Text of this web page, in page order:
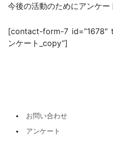
今後の活動のためにアンケー
[contact-form-7 id=”1678″
ンケート_copy”]
お問い合わせ
アンケート